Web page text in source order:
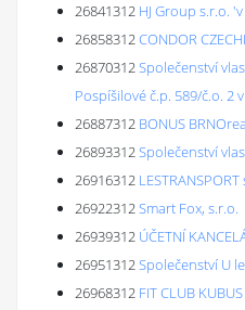
26841312 HJ Group s.r.o.
26858312CONDOR
26870312Společenství
Pospíšilové č.p. 589/č.o. 2
26887312 BONUS
26893312Společenství
26916312 LESTRANSPORT
26922312Smart Fox, s.r.o.
26939312 ÚČETNÍ
26951312Společenství U
26968312 FIT CLUB